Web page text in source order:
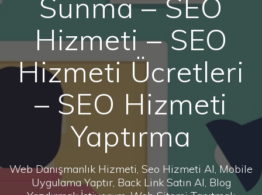
Sunma – SEO
Hizmeti – SEO
Hizmeti Ücretleri
– SEO Hizmeti
Yaptırma
Web Danışmanlık Hizmeti, Seo Hizmeti Al, Mobile
Uygulama Yaptır, Back Link Satın Al, Blog